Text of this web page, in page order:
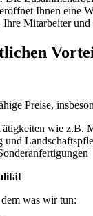
Ihnen eine
Mitarbeiter und
Preise,
wie z.B.
was wir tun: